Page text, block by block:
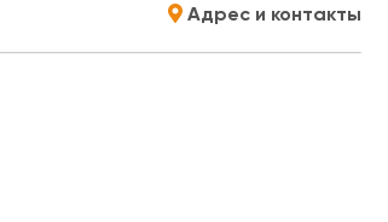
Адрес и контакты